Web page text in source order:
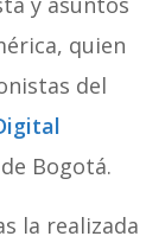
quien
del
Bogotá.
la realizada